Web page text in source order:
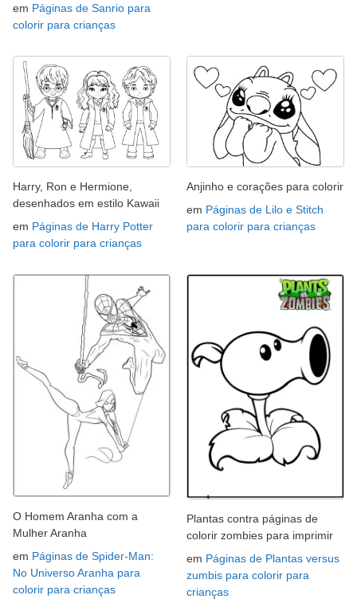
em Páginas de Sanrio para
colorir para crianças
Harry, Ron e Hermione,
desenhados em estilo Kawaii
em Páginas de Harry Potter
para colorir para crianças
Anjinho e corações para colorir
em Páginas de Lilo e Stitch
para colorir para crianças
O Homem Aranha com a
Mulher Aranha
em Páginas de Spider-Man:
No Universo Aranha para
colorir para crianças
Plantas contra páginas de
colorir zombies para imprimir
em Páginas de Plantas versus
zumbis para colorir para
crianças